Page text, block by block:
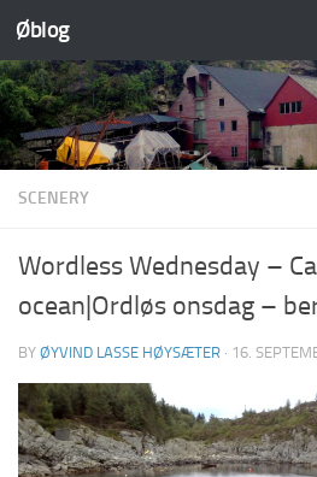
Skip to content
Øblog
SCENERY
Wordless Wednesday –
ocean|Ordløs onsdag –
BY ØYVIND LASSE HØYSÆTER · 16.